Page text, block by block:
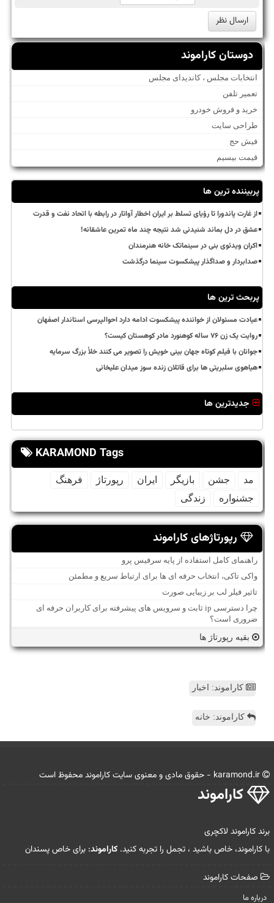
دوستان کاراموند
انتخابات مجلس ، کاندیدای مجلس
تعمیر تلفن
خرید و فروش خودرو
طراحی سایت
فیش حج
قیمت بیسیم
پربیننده ترین ها
از غارت پاندورا تا رؤیای تسلط بر ایران اخطار آواتار در رابطه با اتحاد نفت و قدرت
عشق در دل بماند شنیدنی شد نتیجه چند ماه تمرین عاشقانه!
اکران ویدئوی بنی در سینماتک خانه هنرمندان
صدابردار و صداگذار پیشکسوت سینما درگذشت
پربحث ترین ها
عیادت مسئولان از خواننده پیشکسوت ادامه دارد احوالپرسی استاندار اصفهان
روایت یک زن ۷۶ ساله کوهنورد مادر کوهستان کیست؟
جوانان با فیلم کوتاه جهان بینی خویش را تصویر می کنند خلأ بزرگ سرمایه
هیاهوی سلبریتی ها برای قاتلان زنده سوز میدان علیخانی
جدیدترین ها
KARAMOND Tags
مد جشن بازیگر ایران رپورتاژ
فرهنگ
جشنواره
زندگی
رپورتاژهای کاراموند
راهنمای کامل استفاده از پایه سرفیس پرو
واکی تاکی، انتخاب حرفه ای ها برای ارتباط سریع و مطمئن
تاثیر فیلر لب بر زیبایی صورت
چرا دسترسی ip ثابت و سرویس های پیشرفته برای کاربران حرفه ای
ضروری است؟
بقیه رپورتاژ ها
کاراموند: اخبار
کاراموند: خانه
كاراموند
برند کاراموند لاکچری
با کاراموند، خاص باشید ، تجمل را تجربه کنید. کاراموند: برای خاص پسندان
صفحات كاراموند
درباره ما